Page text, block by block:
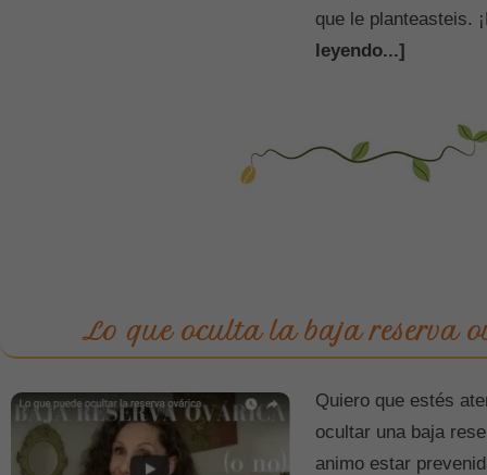
que le
leyendo...]
Lo que oculta la baja reserva
Quiero que estés
ocultar una baja
animo estar